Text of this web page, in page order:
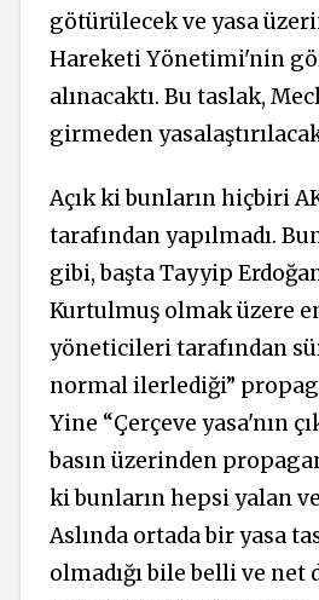
götürülecek ve yasa
Hareketi Yönetimi'nin
alınacaktı. Bu taslak,
girmeden
Açık ki bunların hiçbiri
tarafından yapılmadı.
gibi, başta Tayyip
Kurtulmuş olmak üzere
yöneticileri tarafından
normal ilerlediği”
Yine “Çerçeve yasa'nın
basın üzerinden
ki bunların hepsi yalan
Aslında ortada bir yasa
olmadığı bile belli ve net